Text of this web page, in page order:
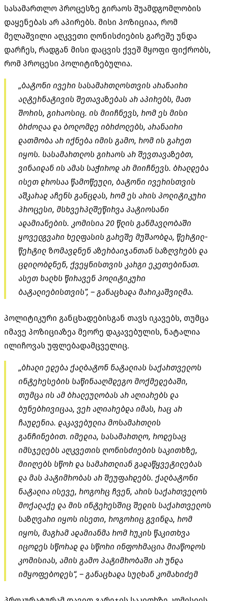
სასამართლო პროცესზე გირაოს შუამდგომლობის
დაყენებას არ აპირებს. მისი პოზიციაა, რომ
მელაშვილი აღკვეთი ღონისძიების გარეშე უნდა
დარჩეს, რადგან მისი დაცვის ქვეშ მყოფი ფიქრობს,
რომ პროცესი პოლიტიზებულია.
„ბატონი ივერი სასამართლოსთვის არანაირი
ალტერნატივის შეთავაზებას არ აპირებს, მათ
შორის, გირაოსიც. ის მიიჩნევს, რომ ეს მისი
ბრძოლაა და ბოლომდე იბრძოლებს, არანაირი
დათმობა არ იქნება იმის გამო, რომ ის გარეთ
იყოს. სასამართლოს გირაოს არ შევთავაზებთ,
ვინაიდან ის ამას საჭიროდ არ მიიჩნევს. ბრალდება
ისეთ დროსაა წამოწეული, ბატონი ივერისთვის
აშკარად აჩენს განცდას, რომ ეს არის პოლიტიკური
პროცესი, მსხვერპლშეწირვა პატიოსანი
ადამიანების. კომისია 20 წლის განმავლობაში
ყოველგვარი ხელფასის გარეშე მუშაობდა, წერტილ-
წერტილ ზომავდნენ აზერბაიჯანთან საზღვრებს და
ცდილობდნენ, ქვეყნისთვის კარგი ეკეთებინათ.
ასეთ ხალხს წირავენ პოლიტიკური
ბატალიებისთვის”, – განაცხადა მარიკაშვილმა.
პოლიტიკური განცხადებისგან თავს იკავებს, თუმცა
იმავე პოზიციაზეა მეორე დაკავებულის, ნატალია
ილიჩოვას უფლებადამცველიც.
„ბრალი ედება ქალბატონ ნატალიას საქართველოს
ინტერესების საწინააღმდეგო მოქმედებაში,
თუმცა ის ამ ბრალეულობას არ აღიარებს და
ბუნებრივიცაა, ვერ აღიარებდა იმას, რაც არ
ჩაუდენია. დაკავებულია მოსამართლის
განჩინებით. იმედია, სასამართლო, როდესაც
იმსჯელებს აღკვეთის ღონისძიების საკითხზე,
მიიღებს სწორ და სამართლიან გადაწყვეტილებას
და მას პატიმრობას არ შეუფარდებს. ქალბატონი
ნატალია ისევე, როგორც ჩვენ, არის საქართველოს
მოქალაქე და მის ინტერესშიც შედის საქართველოს
საზღვარი იყოს ისეთი, როგორიც გვინდა, რომ
იყოს, მაგრამ ადამიანმა რომ რუკის წაკითხვა
იცოდეს სწორად და სწორი ინფორმაცია მიაწოდოს
კომისიას, ამის გამო პატიმრობაში არ უნდა
იმყოფებოდეს“, – განაცხადა სულხან კომახიძემ